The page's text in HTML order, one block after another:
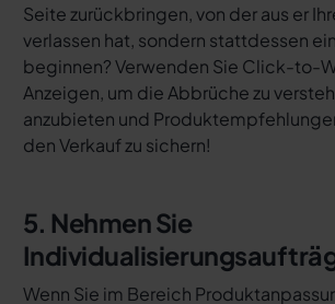
Seite zurückbringen, von der aus er
verlassen hat, sondern stattdessen
beginnen? Verwenden Sie Click-to-
Anzeigen, um die Abbrüche zu
anzubieten und
den Verkauf zu sichern!
5. Nehmen Sie
Wenn Sie im Bereich